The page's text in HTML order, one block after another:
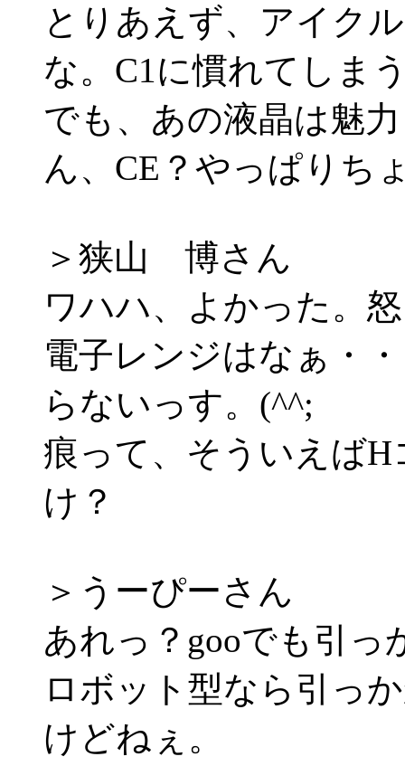
とりあえず、アイク
な。C1に慣れてしま
でも、あの液晶は魅
ん、CE？やっぱりち
＞狭山 博さん
ワハハ、よかった。
電子レンジはなぁ・
らないっす。(^^;
痕って、そういえば
け？
＞うーぴーさん
あれっ？gooでも引っ
ロボット型なら引っ
けどねぇ。